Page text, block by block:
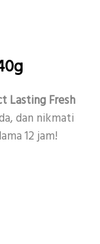
Lasting Fresh
dan nikmati
12 jam!